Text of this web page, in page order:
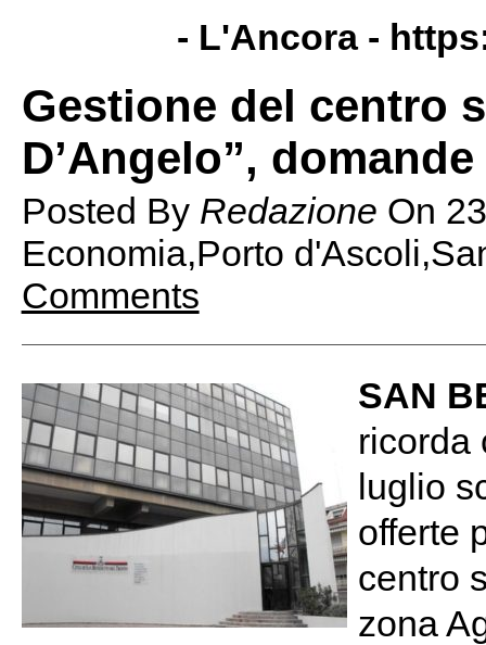
- L'Ancora -
Gestione del centro
D’Angelo”,
Posted By Redazione On
Economia,Porto
Comments
SAN
ricorda
luglio
offerte
centro
zona